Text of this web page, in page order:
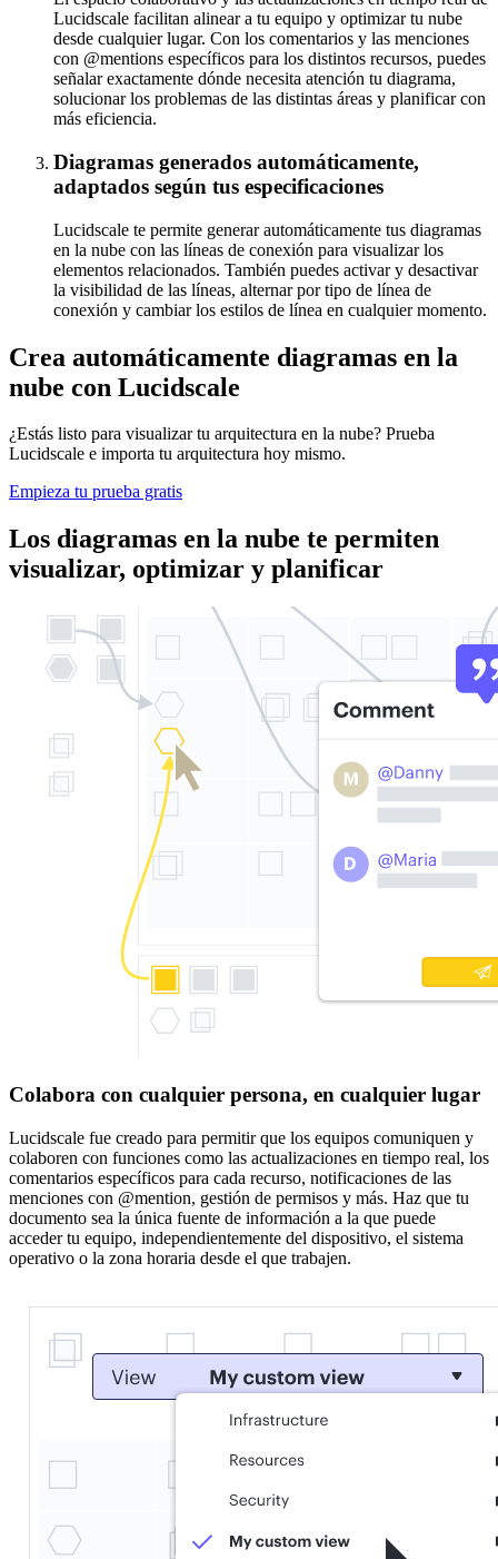
Lucidscale facilitan alinear a tu equipo y optimizar tu nube
desde cualquier lugar. Con los comentarios y las menciones
con @mentions específicos para los distintos recursos, puedes
señalar exactamente dónde necesita atención tu diagrama,
solucionar los problemas de las distintas áreas y planificar con
más eficiencia.
Diagramas generados automáticamente,
adaptados según tus especificaciones
Lucidscale te permite generar automáticamente tus diagramas
en la nube con las líneas de conexión para visualizar los
elementos relacionados. También puedes activar y desactivar
la visibilidad de las líneas, alternar por tipo de línea de
conexión y cambiar los estilos de línea en cualquier momento.
Crea automáticamente diagramas en la
nube con Lucidscale
¿Estás listo para visualizar tu arquitectura en la nube? Prueba
Lucidscale e importa tu arquitectura hoy mismo.
Empieza tu prueba gratis
Los diagramas en la nube te permiten
visualizar, optimizar y planificar
Colabora con cualquier persona, en cualquier lugar
Lucidscale fue creado para permitir que los equipos comuniquen y
colaboren con funciones como las actualizaciones en tiempo real, los
comentarios específicos para cada recurso, notificaciones de las
menciones con @mention, gestión de permisos y más. Haz que tu
documento sea la única fuente de información a la que puede
acceder tu equipo, independientemente del dispositivo, el sistema
operativo o la zona horaria desde el que trabajen.